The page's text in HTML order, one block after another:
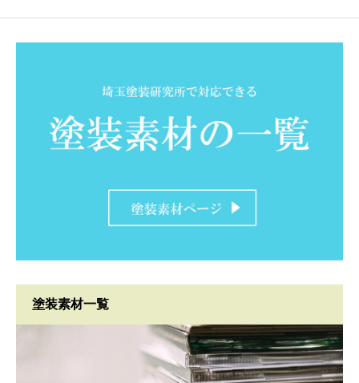
塗装素材一覧